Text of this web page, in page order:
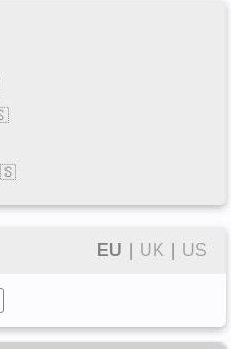
EU UK US